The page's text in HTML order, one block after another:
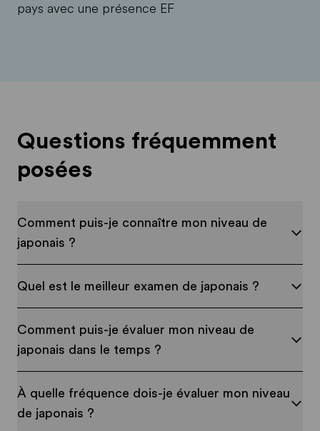
pays avec une présence EF
Questions fréquemment
posées
Comment puis-je connaître mon niveau de
japonais ?
Quel est le meilleur examen de japonais ?
Comment puis-je évaluer mon niveau de
japonais dans le temps ?
À quelle fréquence dois-je évaluer mon niveau
de japonais ?